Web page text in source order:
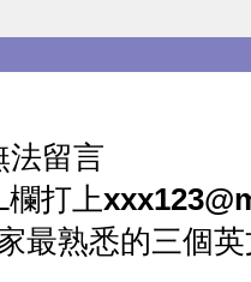
法留言
欄打上
最熟悉的三個